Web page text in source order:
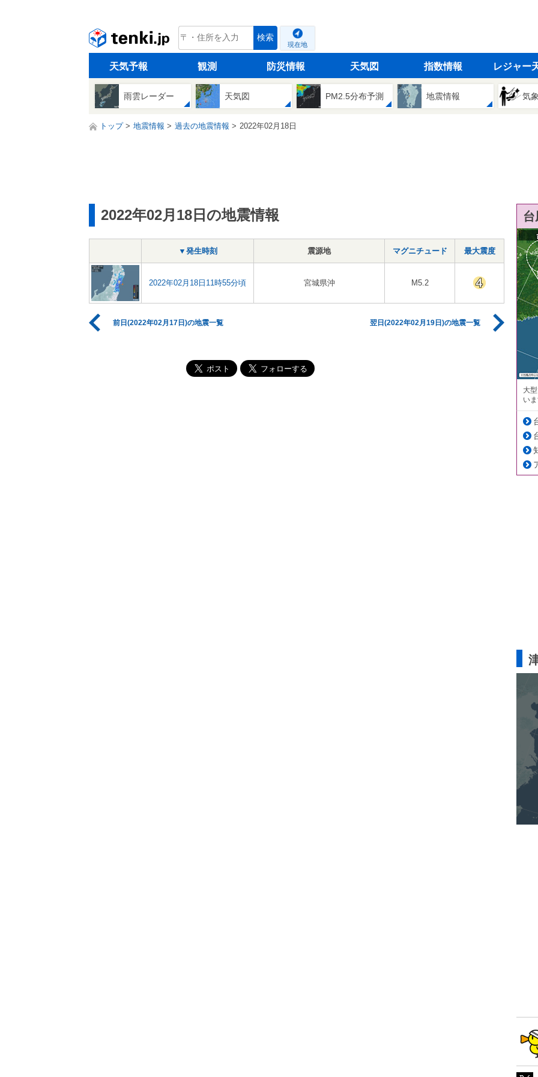
tenki.jp 検索
現在地
天気予報 観測 防災情報 天気図 指数情報 レジャー
雨雲レーダー 天気図 PM2.5分布予測 地震情報 気
トップ 地震情報 過去の地震情報 2022年02月18日
2022年02月18日の地震情報
▼発生時刻 震源地 マグニチュード 最大震度
2022年02月18日11時55分頃 宮城県沖 M5.2
前日(2022年02月17日)の地震一覧 翌日(2022年02月19日)の地震一覧
大
い